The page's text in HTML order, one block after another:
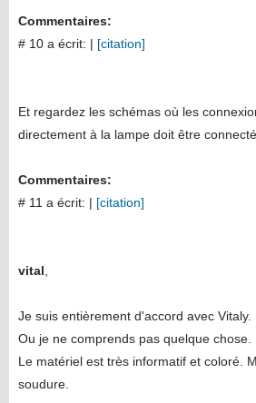
Commentaires:
# 10 a écrit: | [citation]
Et regardez les schémas où les
directement à la lampe doit être
Commentaires:
# 11 a écrit: | [citation]
vital
Je suis entièrement d'accord avec Vitaly.
Ou je ne comprends pas quelque chose.
Le matériel est très informatif et coloré.
soudure.